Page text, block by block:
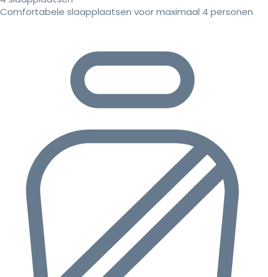
Comfortabele slaapplaatsen voor maximaal 4 personen